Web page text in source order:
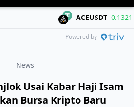
ACEUSDT 0.1321
Powered by
News
Usai Kabar Haji Isam
Bursa Kripto Baru